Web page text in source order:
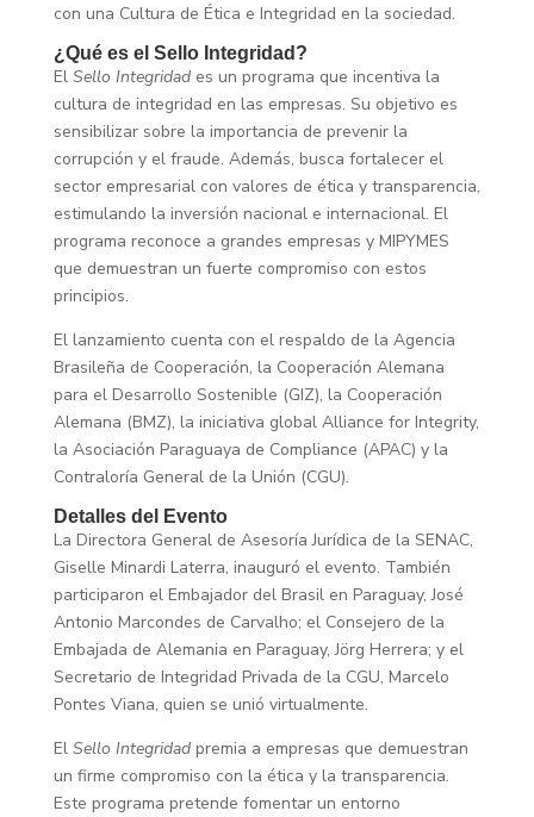
con una Cultura de Ética e Integridad en la sociedad.
¿Qué es el Sello Integridad?
El Sello Integridades un programa que incentiva la
cultura de integridad en las empresas. Su objetivo es
sensibilizar sobre la importancia de prevenir la
corrupción y el fraude. Además, busca fortalecer el
sector empresarial con valores de ética y transparencia,
estimulando la inversión nacional e internacional. El
programa reconoce a grandes empresas y MIPYMES
que demuestran un fuerte compromiso con estos
principios.
El lanzamiento cuenta con el respaldo de la Agencia
Brasileña de Cooperación, la Cooperación Alemana
para el Desarrollo Sostenible (GIZ), la Cooperación
Alemana (BMZ), la iniciativa global Alliance for Integrity,
la Asociación Paraguaya de Compliance (APAC) y la
Contraloría General de la Unión (CGU).
Detalles del Evento
La Directora General de Asesoría Jurídica de la SENAC,
Giselle Minardi Laterra, inauguró el evento. También
participaron el Embajador del Brasil en Paraguay, José
Antonio Marcondes de Carvalho; el Consejero de la
Embajada de Alemania en Paraguay, Jörg Herrera; y el
Secretario de Integridad Privada de la CGU, Marcelo
Pontes Viana, quien se unió virtualmente.
El Sello Integridadpremia a empresas que demuestran
un firme compromiso con la ética y la transparencia.
Este programa pretende fomentar un entorno